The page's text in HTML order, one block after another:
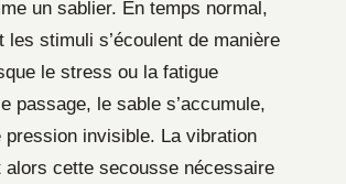
un sablier. En temps normal,
les stimuli s’écoulent de manière
le stress ou la fatigue
passage, le sable s’accumule,
pression invisible. La vibration
alors cette secousse nécessaire